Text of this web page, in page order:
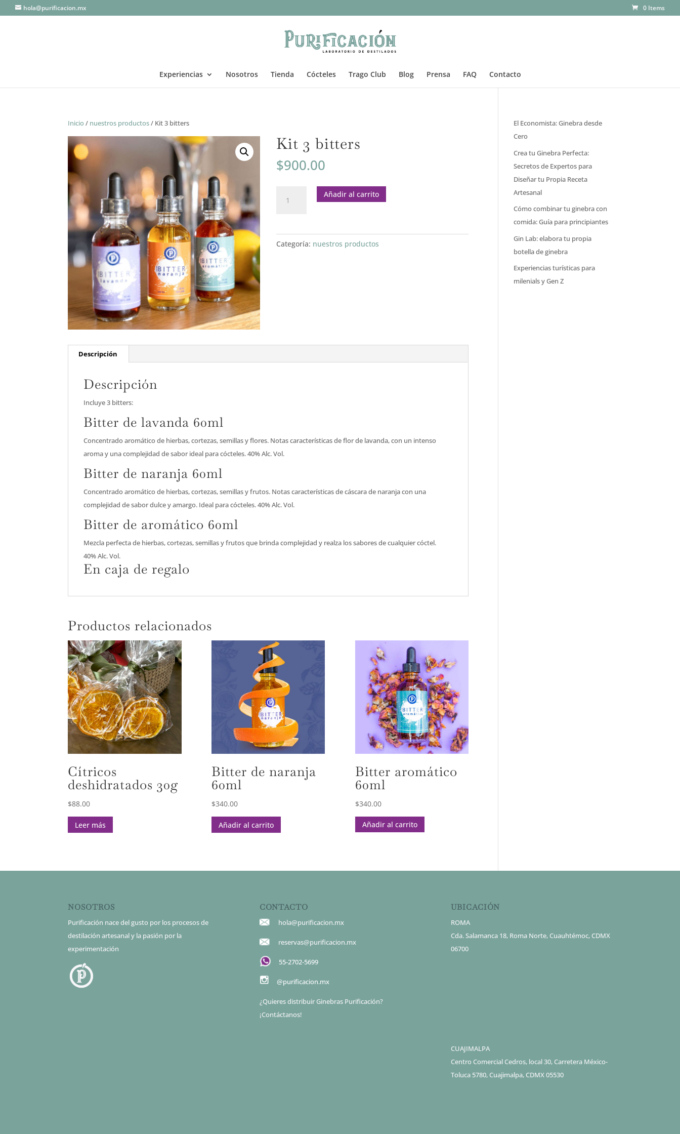
hola@purificacion.mx 0 Items
Experiencias Nosotros Tienda Cócteles Trago Club Blog Prensa FAQ Contacto
Inicio / nuestros productos/ Kit 3 bitters
Kit 3 bitters
$900.00
cantidad
Añadir al carrito
Categoría: nuestros productos
Descripción
Descripción
Incluye 3 bitters:
Bitter de lavanda 60ml
Concentrado aromático de hierbas, cortezas, semillas y flores. Notas características de flor de lavanda, con un intenso
aroma y una complejidad de sabor ideal para cócteles. 40% Alc. Vol.
Bitter de naranja 60ml
Concentrado aromático de hierbas, cortezas, semillas y frutos. Notas características de cáscara de naranja con una
complejidad de sabor dulce y amargo. Ideal para cócteles. 40% Alc. Vol.
Bitter de aromático 60ml
Mezcla perfecta de hierbas, cortezas, semillas y frutos que brinda complejidad y realza los sabores de cualquier cóctel.
40% Alc. Vol.
En caja de regalo
Productos relacionados
Cítricos
deshidratados 30g
$88.00
Leer más
Bitter de naranja
60ml
$340.00
Añadir al carrito
Bitter aromático
60ml
$340.00
Añadir al carrito
El Economista: Ginebra desde
Cero
Crea tu Ginebra Perfecta:
Secretos de Expertos para
Diseñar tu Propia Receta
Artesanal
Cómo combinar tu ginebra con
comida: Guía para principiantes
Gin Lab: elabora tu propia
botella de ginebra
Experiencias turísticas para
milenials y Gen Z
NOSOTROS
Purificación nace del gusto por los procesos de
destilación artesanal y la pasión por la
experimentación
CONTACTO
hola@purificacion.mx
reservas@purificacion.mx
55-2702-5699
@purificacion.mx
¿Quieres distribuir Ginebras Purificación?
¡Contáctanos!
UBICACIÓN
ROMA
Cda. Salamanca 18, Roma Norte, Cuauhtémoc, CDMX
06700
CUAJIMALPA
Centro Comercial Cedros, local 30, Carretera México-
Toluca 5780, Cuajimalpa, CDMX 05530